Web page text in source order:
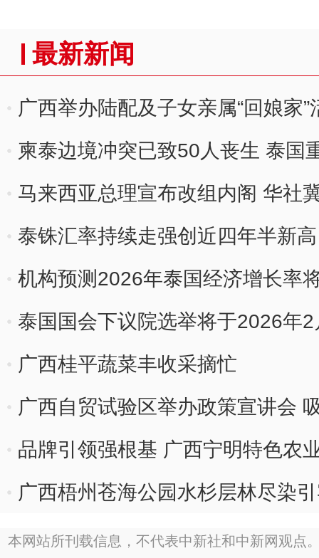
最新新闻
广西举办陆配及子女亲属“回娘家
柬泰边境冲突已致50人丧生 泰国
马来西亚总理宣布改组内阁 华社
泰铢汇率持续走强创近四年半新高
机构预测2026年泰国经济增长率
泰国国会下议院选举将于2026年
广西桂平蔬菜丰收采摘忙
广西自贸试验区举办政策宣讲会
品牌引领强根基 广西宁明特色农
广西梧州苍海公园水杉层林尽染
本网站所刊载信息，不代表中新社和中新网观点